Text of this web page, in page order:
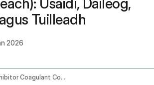
Úsáidí, Dáileog,
Tuilleadh
2026
Anti Inhibitor Coagulant Complex Intravenous Route